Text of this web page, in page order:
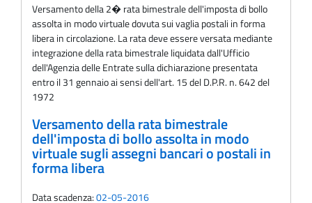
Versamento della 2� rata bimestrale dell'imposta di bollo
assolta in modo virtuale dovuta sui vaglia postali in forma
libera in circolazione. La rata deve essere versata mediante
integrazione della rata bimestrale liquidata dall'Ufficio
dell'Agenzia delle Entrate sulla dichiarazione presentata
entro il 31 gennaio ai sensi dell'art. 15 del D.P.R. n. 642 del
1972
Versamento della rata bimestrale
dell'imposta di bollo assolta in modo
virtuale sugli assegni bancari o postali in
forma libera
Data scadenza:02-05-2016